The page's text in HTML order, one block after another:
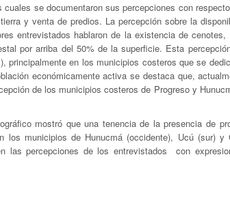
se documentaron sus percepciones con
y venta de predios. La percepción sobre la
entrevistados hablaron de la existencia de
por arriba del 50% de la superficie. Esta
principalmente en los municipios costeros que se
económicamente activa se destaca que,
de los municipios costeros de Progreso y
mostró que una tenencia de la presencia de
los municipios de Hunucmá (occidente), Ucú (sur)
las percepciones de los entrevistados con